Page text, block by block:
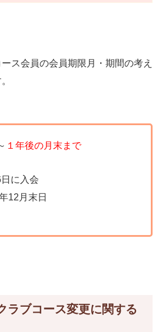
ス会員の会員期限月・期間の考え
１年後の月末まで
に入会
12月末日
ラブコース変更に関する